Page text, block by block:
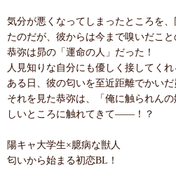
気分が悪くなってしまったところを
たのだが、彼からは今まで嗅いだこ
恭弥は昴の「運命の人」だった！
人見知りな自分にも優しく接してくれ
ある日、彼の匂いを至近距離でかい
それを見た恭弥は、「俺に触られん
しいところに触れてきて――！？
陽キャ大学生×臆病な獣人
匂いから始まる初恋BL！